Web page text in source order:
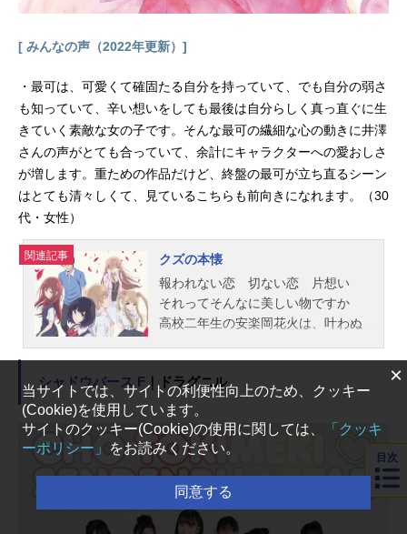
ズ構成：永井真吾キャラクター原
ン・総作画監督：今西亨メカニック
楽：I'veSound制作：サテライト主題
歌OP：「BreaktheBlue!!」RunGirls,
Run！ED：「Colorful☆wing」グリペ
ン、イーグル、ファントム公開開始
年＆季節2019冬アニメ(C)2018夏海
公司／KADOKAWA／GAFProjectTV
[ みんなの声（2022年更新）]
・最可は、可愛くて確固たる自分を持っていて、でも自分の弱さ
も知っていて、辛い想いをしても最後は自分らしく真っ直ぐに生
きていく素敵な女の子です。そんな最可の繊細な心の動きに井澤
さんの声がとても合っていて、余計にキャラクターへの愛おしさ
が増します。重ための作品だけど、終盤の最可が立ち直るシーン
はとても清々しくて、見ているこちらも前向きになれます。（30
代・女性）
関連記事
クズの本懐
報われない恋 切ない恋 片想い
それってそんなに美しい物ですか
高校二年生の安楽岡花火は、叶わぬ
傷つけ、傷つきながらも求めてしま
う人のぬくもり。これは、あまりに
も純粋で歪んだ恋愛ストーリー。作
品名クズの本懐放送形態TVアニメス
ケジュール2017年1月12日（木）～2
017年3月30日（木）フジテレビほか
話数全12話キャスト安楽岡花火：安
済知佳粟屋麦：島﨑信長絵鳩早苗：
戸松遥鴎端のり子（最可）：井澤詩
シャドウバース F｜ドラグニル
目次
×
当サイトでは、サイトの利便性向上のため、クッキー
(Cookie)を使用しています。
サイトのクッキー(Cookie)の使用に関しては、
「クッキ
ーポリシー」
をお読みください。
同意する